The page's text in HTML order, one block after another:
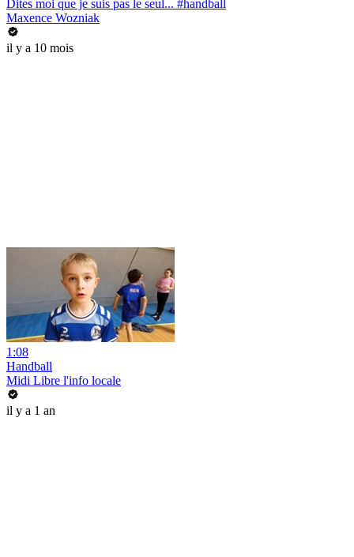
Dites moi que je suis pas le seul... #handball
Maxence Wozniak
il y a 10 mois
1:08
Handball
Midi Libre l'info locale
il y a 1 an